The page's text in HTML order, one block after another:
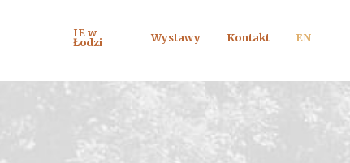
IE w
Łodzi Wystawy Kontakt EN